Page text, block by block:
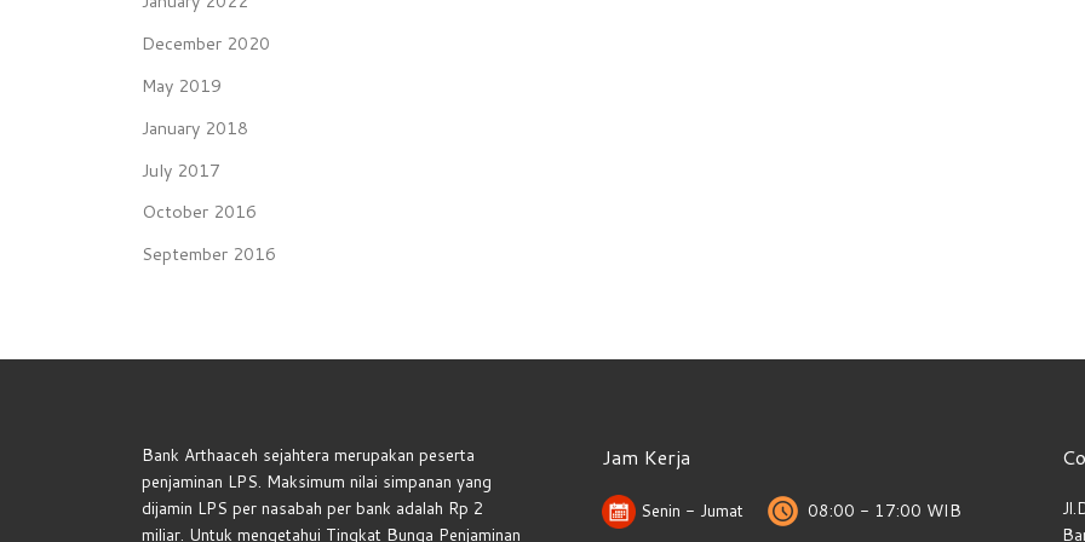
December 2020
May 2019
January 2018
July 2017
October 2016
September 2016
Bank Arthaaceh sejahtera merupakan peserta
penjaminan LPS. Maksimum nilai simpanan yang
dijamin LPS per nasabah per bank adalah Rp 2
miliar. Untuk mengetahui Tingkat Bunga Penjaminan
Jam Kerja
Senin - Jumat 08:00 - 17:00 WIB